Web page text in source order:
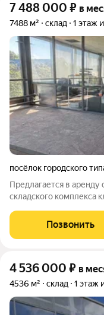
7 488 000 ₽ в
7488 м² склад 1 этаж
посёлок городского
Предлагается в
складского комплекса
производства,
Преимущества
Позвонить
4 536 000 ₽ в
4536 м² склад 1 этаж